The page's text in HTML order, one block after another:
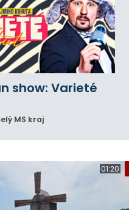
show: Varieté
MS kraj
01:20